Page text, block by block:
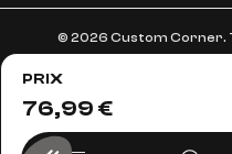
PRIX
76,99 €
© 2026 Custom Corner.